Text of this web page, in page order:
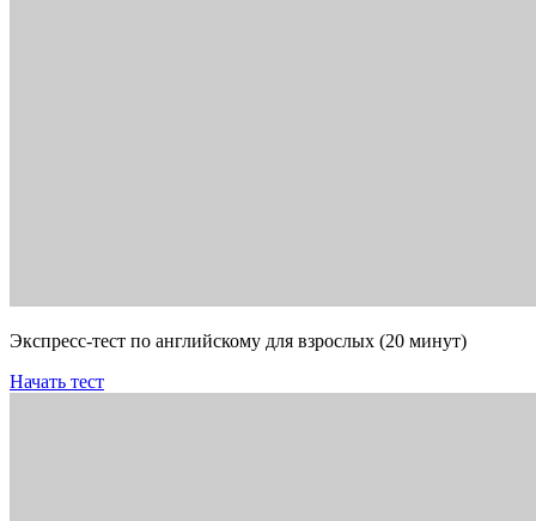
Экспресс-тест по английскому для взрослых (20 минут)
Начать тест